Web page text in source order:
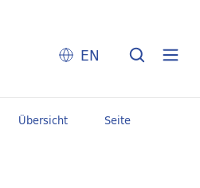
EN
Übersicht Seite